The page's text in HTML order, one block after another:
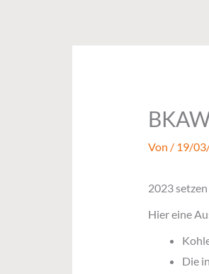
Von / 19/
2023
Hier eine
Die